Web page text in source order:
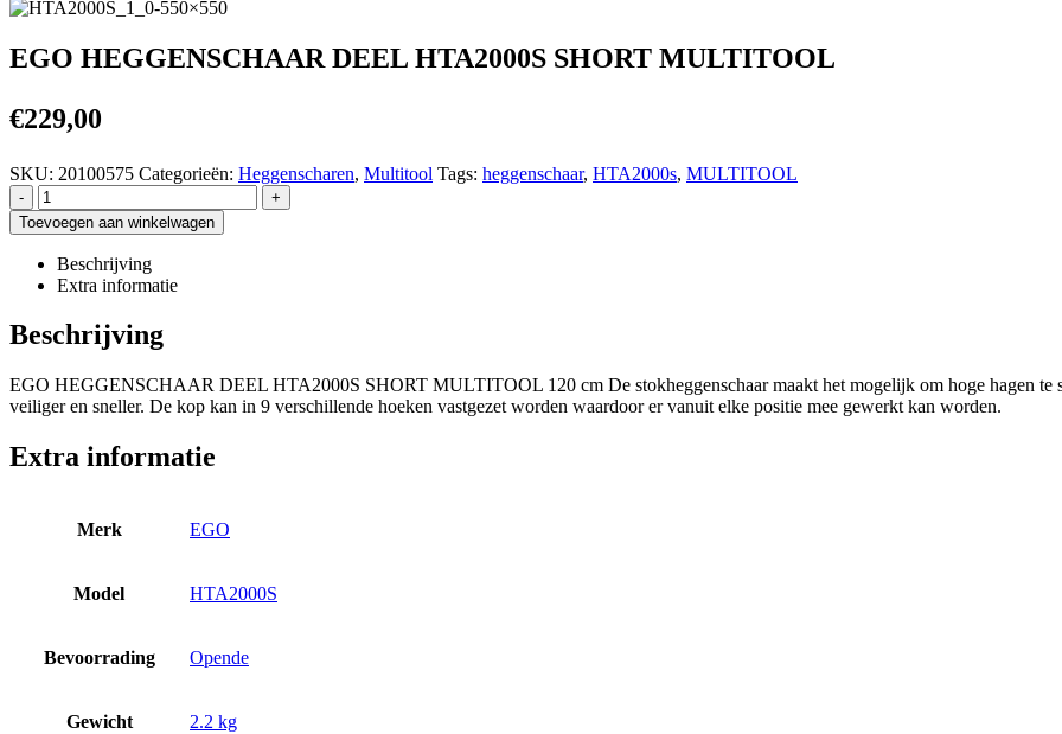
EGO HEGGENSCHAAR DEEL HTA2000S SHORT MULTITOOL
€229,00
SKU: 20100575 Categorieën: Heggenscharen, Multitool Tags: heggenschaar, HTA2000s, MULTITOOL
-
+
Toevoegen aan winkelwagen
Beschrijving
Extra informatie
Beschrijving
EGO HEGGENSCHAAR DEEL HTA2000S SHORT MULTITOOL 120 cm De stokheggenschaar maakt het mogelijk om hoge hagen te
veiliger en sneller. De kop kan in 9 verschillende hoeken vastgezet worden waardoor er vanuit elke positie mee gewerkt kan worden.
Extra informatie
Merk EGO
Model HTA2000S
Bevoorrading Opende
Gewicht 2.2 kg